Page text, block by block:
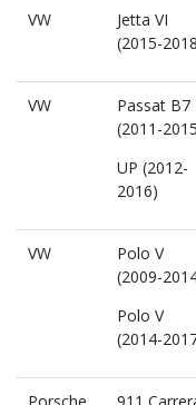
VW
Jetta VI
(2015-
VW
Passat B7
(2011-
UP (2012-
2016)
VW
Polo V
(2009-
Polo V
(2014-